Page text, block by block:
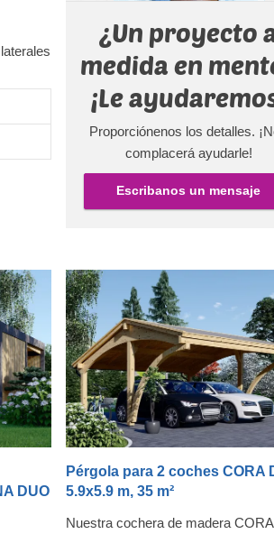
una
un
así
¿Un proyecto
medida en
¡Le
Proporciónenos los detalles.
complacerá ayudarle!
Escribanos un mensaje
DUO
Pérgola para 2 coches CORA
5.9x5.9 m, 35 m²
Nuestra cochera de madera